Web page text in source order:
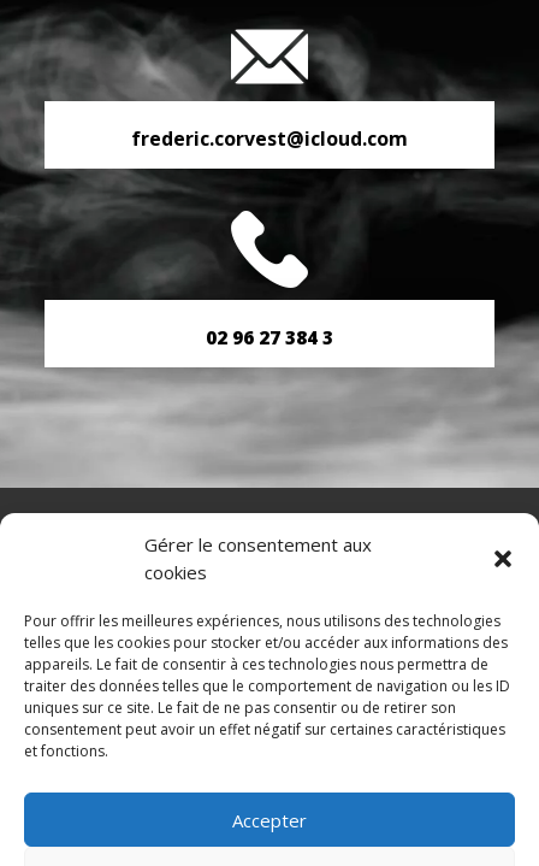
Gérer le consentement aux
cookies
Pour offrir les meilleures expériences, nous utilisons des technologies
telles que les cookies pour stocker et/ou accéder aux informations des
appareils. Le fait de consentir à ces technologies nous permettra de
traiter des données telles que le comportement de navigation ou les ID
uniques sur ce site. Le fait de ne pas consentir ou de retirer son
consentement peut avoir un effet négatif sur certaines caractéristiques
et fonctions.
Accepter
frederic.corvest@icloud.com
02 96 27 384 3
NAVIGATION
Accueil Contact Mentions légales
RÉALISATION